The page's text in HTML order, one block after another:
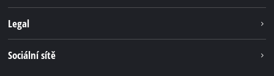
Systém akumulátorů
Legal
Sociální sítě